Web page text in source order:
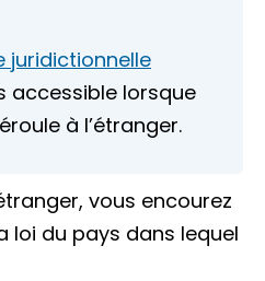
juridictionnelle
accessible lorsque
à l’étranger.
vous encourez
loi du pays dans lequel